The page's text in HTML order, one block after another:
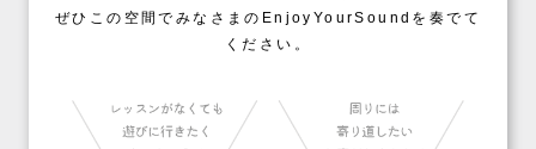
ぜひこの空間でみなさまのEnjoyYourSoundを奏でて
ください。